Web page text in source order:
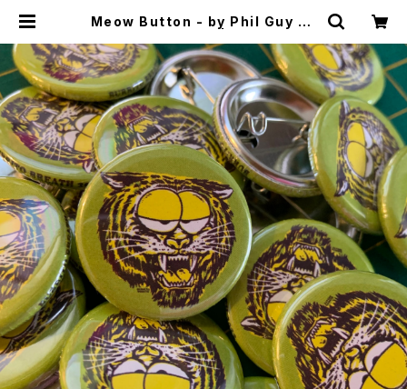
Meow Button - by Phil Guy ak
SH